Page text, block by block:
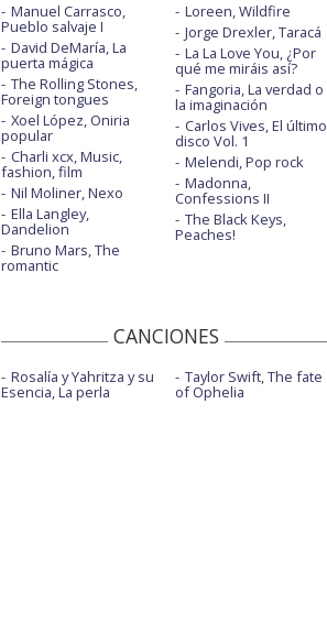
Manuel Carrasco,
Pueblo salvaje I
David DeMaría, La
puerta mágica
The Rolling Stones,
Foreign tongues
Xoel López, Oniria
popular
Charli xcx, Music,
fashion, film
Nil Moliner, Nexo
Ella Langley,
Dandelion
Bruno Mars, The
romantic
Loreen, Wildfire
Jorge Drexler, Taracá
La La Love You, ¿Por
qué me miráis así?
Fangoria, La verdad o
la imaginación
Carlos Vives, El último
disco Vol. 1
Melendi, Pop rock
Madonna,
Confessions II
The Black Keys,
Peaches!
CANCIONES
Rosalía y Yahritza y su
Esencia, La perla
Taylor Swift, The fate
of Ophelia